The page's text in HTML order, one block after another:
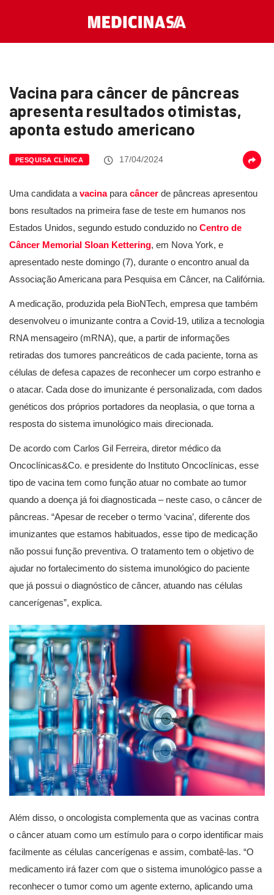
Vacina para câncer de pâncreas
apresenta resultados otimistas,
aponta estudo americano
PESQUISA CLÍNICA 17/04/2024
Uma candidata a vacinapara câncer de pâncreas apresentou
bons resultados na primeira fase de teste em humanos nos
Estados Unidos, segundo estudo conduzido no Centro de
Câncer Memorial Sloan Kettering, em Nova York, e
apresentado neste domingo (7), durante o encontro anual da
Associação Americana para Pesquisa em Câncer, na Califórnia.
A medicação, produzida pela BioNTech, empresa que também
desenvolveu o imunizante contra a Covid-19, utiliza a tecnologia
RNA mensageiro (mRNA), que, a partir de informações
retiradas dos tumores pancreáticos de cada paciente, torna as
células de defesa capazes de reconhecer um corpo estranho e
o atacar. Cada dose do imunizante é personalizada, com dados
genéticos dos próprios portadores da neoplasia, o que torna a
resposta do sistema imunológico mais direcionada.
De acordo com Carlos Gil Ferreira, diretor médico da
Oncoclínicas&Co. e presidente do Instituto Oncoclínicas, esse
tipo de vacina tem como função atuar no combate ao tumor
quando a doença já foi diagnosticada – neste caso, o câncer de
pâncreas. “Apesar de receber o termo ‘vacina’, diferente dos
imunizantes que estamos habituados, esse tipo de medicação
não possui função preventiva. O tratamento tem o objetivo de
ajudar no fortalecimento do sistema imunológico do paciente
que já possui o diagnóstico de câncer, atuando nas células
cancerígenas”, explica.
Além disso, o oncologista complementa que as vacinas contra
o câncer atuam como um estímulo para o corpo identificar mais
facilmente as células cancerígenas e assim, combatê-las. “O
medicamento irá fazer com que o sistema imunológico passe a
reconhecer o tumor como um agente externo, aplicando uma